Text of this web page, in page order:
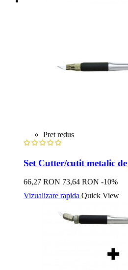
Pret redus
Set Cutter/cutit metalic
66,27 RON 73,64 RON -10%
Vizualizare rapida Quick View